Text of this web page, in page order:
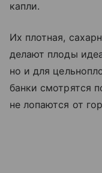
капли.
Их плотная,
делают плоды
но и для
банки смотрятся
не лопаются от